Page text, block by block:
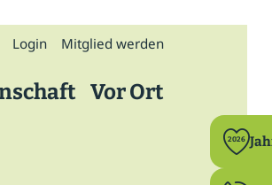
Login Mitglied werden
2026
Vor Ort